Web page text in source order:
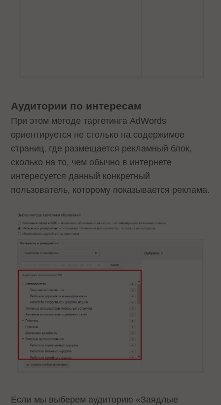
Аудитории по интересам
При этом методе таргетинга AdWords
ориентируется не столько на содержимое
страниц, где размещается рекламный блок,
сколько на то, чем обычно в интернете
интересуется данный конкретный
пользователь, которому показывается реклама.
Если мы выберем аудиторию «Заядлые